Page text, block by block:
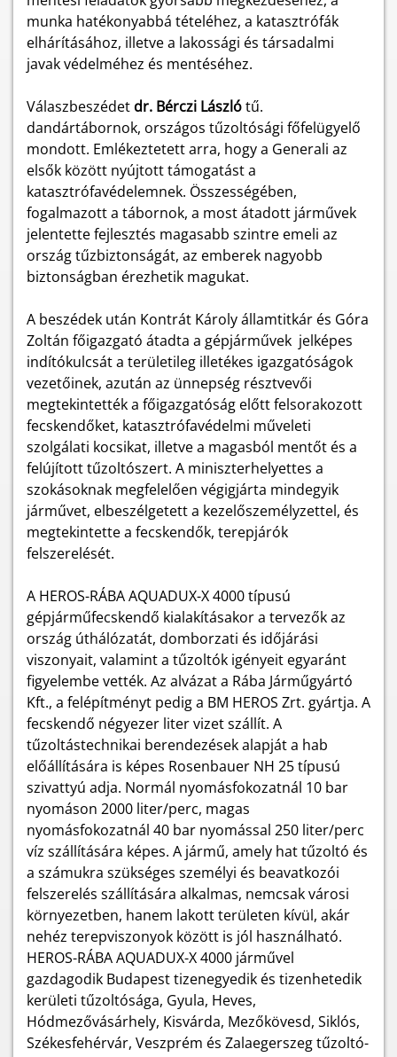
munka hatékonyabbá tételéhez, a katasztrófák
elhárításához, illetve a lakossági és társadalmi
javak védelméhez és mentéséhez.
Válaszbeszédet dr. Bérczi Lászlótű.
dandártábornok, országos tűzoltósági főfelügyelő
mondott. Emlékeztetett arra, hogy a Generali az
elsők között nyújtott támogatást a
katasztrófavédelemnek. Összességében,
fogalmazott a tábornok, a most átadott járművek
jelentette fejlesztés magasabb szintre emeli az
ország tűzbiztonságát, az emberek nagyobb
biztonságban érezhetik magukat.
A beszédek után Kontrát Károly államtitkár és Góra
Zoltán főigazgató átadta a gépjárművek jelképes
indítókulcsát a területileg illetékes igazgatóságok
vezetőinek, azután az ünnepség résztvevői
megtekintették a főigazgatóság előtt felsorakozott
fecskendőket, katasztrófavédelmi műveleti
szolgálati kocsikat, illetve a magasból mentőt és a
felújított tűzoltószert. A miniszterhelyettes a
szokásoknak megfelelően végigjárta mindegyik
járművet, elbeszélgetett a kezelőszemélyzettel, és
megtekintette a fecskendők, terepjárók
felszerelését.
A HEROS-RÁBA AQUADUX-X 4000 típusú
gépjárműfecskendő kialakításakor a tervezők az
ország úthálózatát, domborzati és időjárási
viszonyait, valamint a tűzoltók igényeit egyaránt
figyelembe vették. Az alvázat a Rába Járműgyártó
Kft., a felépítményt pedig a BM HEROS Zrt. gyártja. A
fecskendő négyezer liter vizet szállít. A
tűzoltástechnikai berendezések alapját a hab
előállítására is képes Rosenbauer NH 25 típusú
szivattyú adja. Normál nyomásfokozatnál 10 bar
nyomáson 2000 liter/perc, magas
nyomásfokozatnál 40 bar nyomással 250 liter/perc
víz szállítására képes. A jármű, amely hat tűzoltó és
a számukra szükséges személyi és beavatkozói
felszerelés szállítására alkalmas, nemcsak városi
környezetben, hanem lakott területen kívül, akár
nehéz terepviszonyok között is jól használható.
HEROS-RÁBA AQUADUX-X 4000 járművel
gazdagodik Budapest tizenegyedik és tizenhetedik
kerületi tűzoltósága, Gyula, Heves,
Hódmezővásárhely, Kisvárda, Mezőkövesd, Siklós,
Székesfehérvár, Veszprém és Zalaegerszeg tűzoltó-